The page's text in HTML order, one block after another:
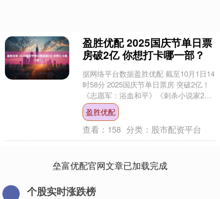
盈胜优配 2025国庆节单日票
房破2亿 你想打卡哪一部？
据网络平台数据盈胜优配 截至10月1日14
时58分 2025国庆节单日票房 突破2亿！
《志愿军：浴血和平》《刺杀小说家2》
《731》 分列国庆节单日票房榜前三....
盈胜优配
查看： 158 分类： 股市配资平台
垒富优配官网文章已加载完成
个股实时涨跌榜